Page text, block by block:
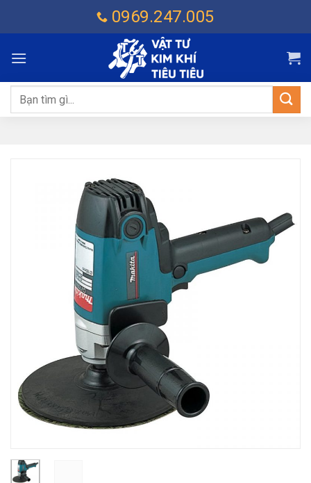
dung
0969.247.005
Tìm
kiếm: